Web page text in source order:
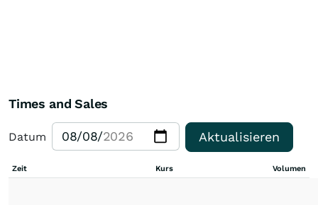
Times and Sales
Datum Aktualisieren
Zeit Kurs Volumen